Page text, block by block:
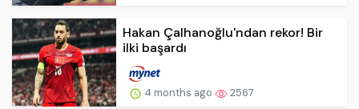
Hakan Çalhanoğlu'ndan rekor! Bir
ilki başardı
4 months ago 2567